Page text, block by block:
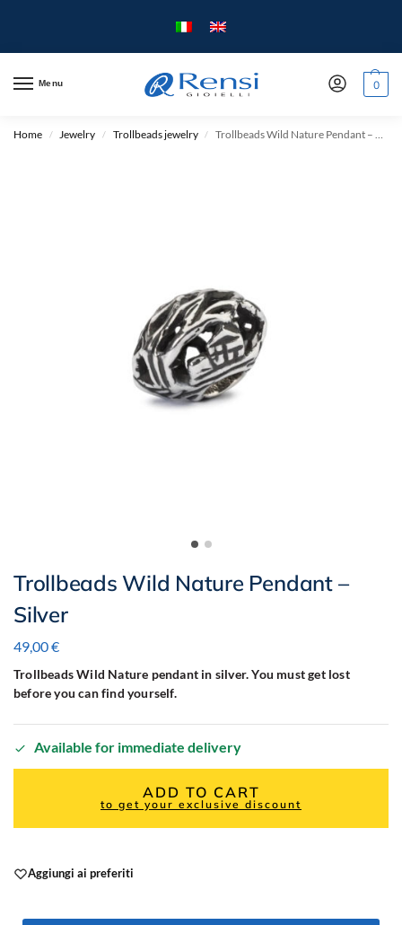
Menu 0
Home / Jewelry / Trollbeads jewelry / Trollbeads Wild Nature Pendant – Silver
Trollbeads Wild Nature Pendant –
Silver
49,00€
Trollbeads Wild Nature pendant in silver. You must get lost
before you can find yourself.
Available for immediate delivery
ADD TO CART
to get your exclusive discount
Aggiungi ai preferiti